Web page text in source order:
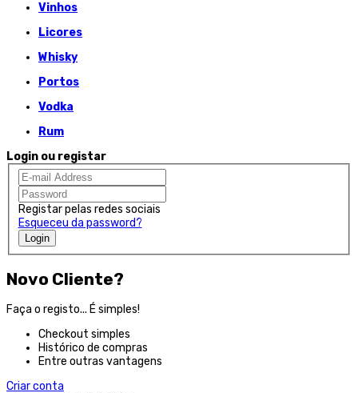
Vinhos
Licores
Whisky
Portos
Vodka
Rum
Login ou registar
Registar pelas redes sociais
Esqueceu da password?
Login
Novo Cliente?
Faça o registo... É simples!
Checkout simples
Histórico de compras
Entre outras vantagens
Criar conta